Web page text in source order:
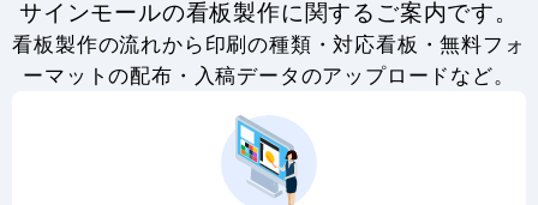
サインモールの看板製作に関するご案内です。
看板製作の流れから印刷の種類・対応看板・無料フォ
ーマットの配布・入稿データのアップロードなど。